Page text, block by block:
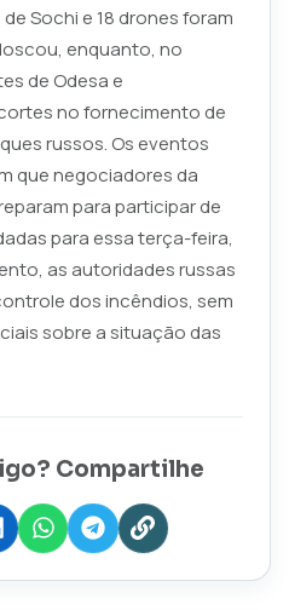
Sochi e 18 drones foram
enquanto, no
de Odesa e
no fornecimento de
russos. Os eventos
que negociadores da
para participar de
para essa terça-feira,
as autoridades russas
dos incêndios, sem
sobre a situação das
Compartilhe